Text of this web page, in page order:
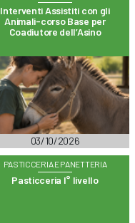
Interventi Assistiti con gli
Animali-corso Base per
Coadiutore dell’Asino
03/10/2026
PASTICCERIA E PANETTERIA
Pasticceria I° livello